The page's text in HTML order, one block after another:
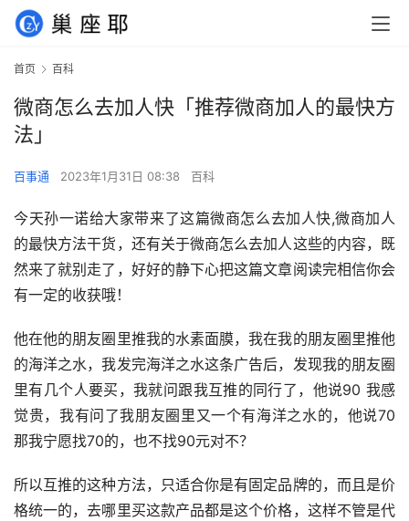
首页 百科
微商怎么去加人快「推荐微商加人的最快方
法」
百事通 2023年1月31日 08:38 百科
今天孙一诺给大家带来了这篇微商怎么去加人快,微商加人
的最快方法干货，还有关于微商怎么去加人这些的内容，既
然来了就别走了，好好的静下心把这篇文章阅读完相信你会
有一定的收获哦！
他在他的朋友圈里推我的水素面膜，我在我的朋友圈里推他
的海洋之水，我发完海洋之水这条广告后，发现我的朋友圈
里有几个人要买，我就问跟我互推的同行了，他说90 我感
觉贵，我有问了我朋友圈里又一个有海洋之水的，他说70
那我宁愿找70的，也不找90元对不？
所以互推的这种方法，只适合你是有固定品牌的，而且是价
格统一的，去哪里买这款产品都是这个价格，这样不管是代